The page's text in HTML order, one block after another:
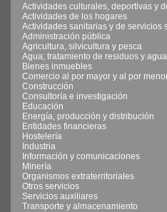
Actividades culturales, deportivas y
Actividades de los hogares
Actividades sanitarias y de servicios
Administración pública
Agricultura, silvicultura y pesca
Agua; tratamiento de residuos y
Bienes inmuebles
Comercio al por mayor y al por
Construcción
Consultoría e investigación
Educación
Energía, producción y distribución
Entidades financieras
Hostelería
Industria
Información y comunicaciones
Minería
Organismos extraterritoriales
Otros servicios
Servicios auxiliares
Transporte y almacenamiento